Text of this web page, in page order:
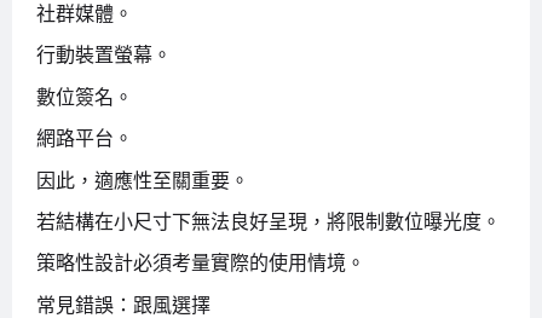
社群媒體。
行動裝置螢幕。
數位簽名。
網路平台。
因此，適應性至關重要。
若結構在小尺寸下無法良好呈現，將限制數位曝光度。
策略性設計必須考量實際的使用情境。
常見錯誤：跟風選擇